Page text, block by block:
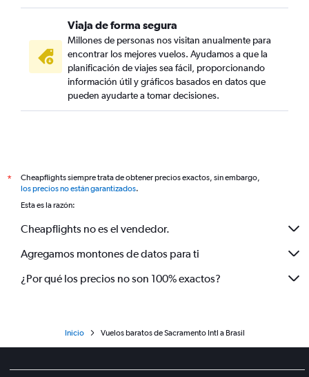
Viaja de forma segura
Millones de personas nos visitan anualmente para
encontrar los mejores vuelos. Ayudamos a que la
planificación de viajes sea fácil, proporcionando
información útil y gráficos basados en datos que
pueden ayudarte a tomar decisiones.
*
Cheapflights siempre trata de obtener precios exactos, sin embargo,
los precios no están garantizados.
Esta es la razón:
Cheapflights no es el vendedor.
Agregamos montones de datos para ti
¿Por qué los precios no son 100% exactos?
Inicio Vuelos baratos de Sacramento Intl a Brasil